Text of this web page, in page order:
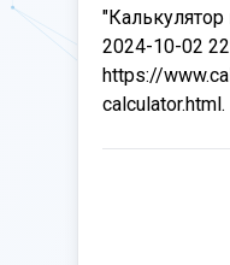
"Калькулятор
2024-10-02
https://
calculator.html.